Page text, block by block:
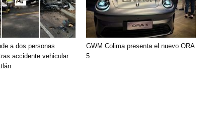
a dos personas
accidente vehicular
GWM Colima presenta el nuevo ORA
5